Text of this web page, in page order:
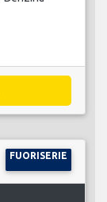
FUORISERIE